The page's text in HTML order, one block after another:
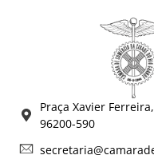
Praça Xavier
96200-590